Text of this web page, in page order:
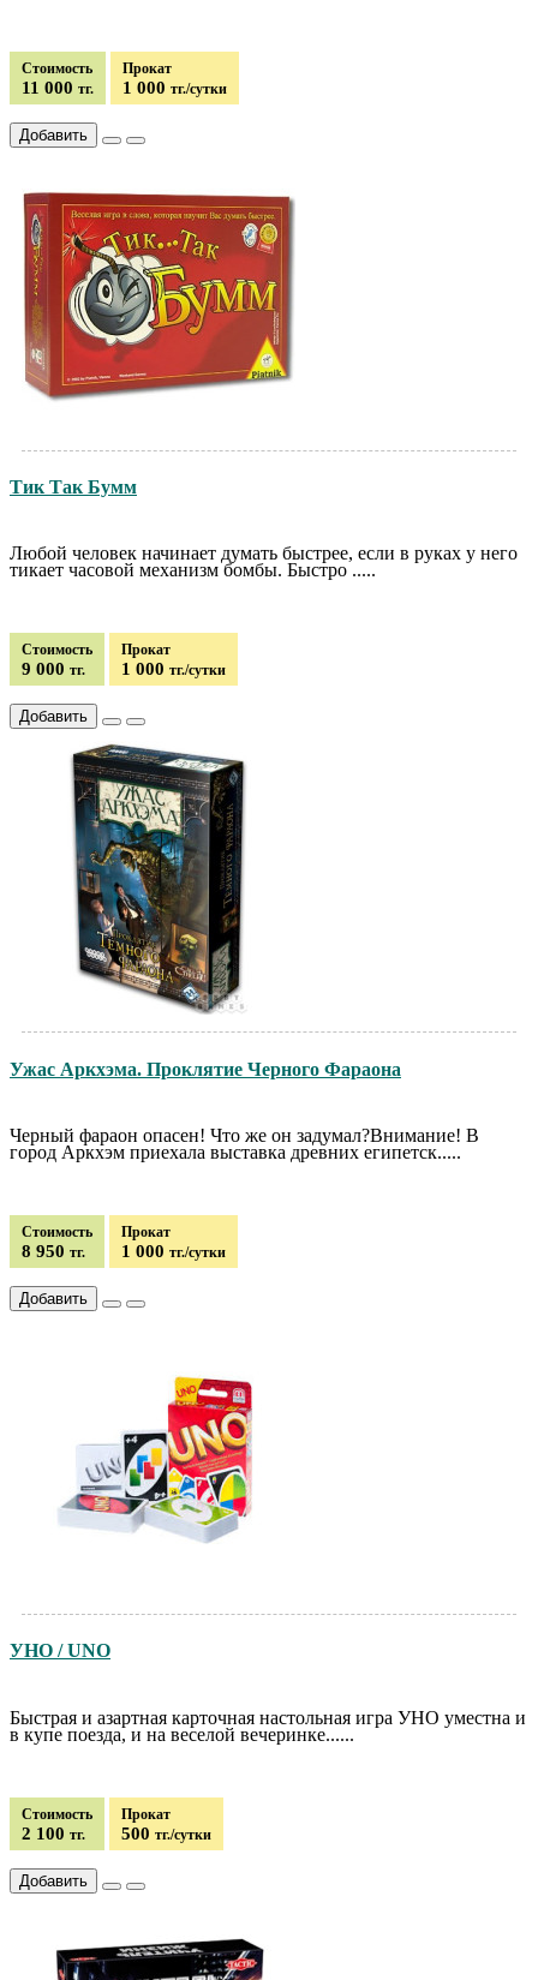
Стоимость
11 000 тг.
Прокат
1 000 тг./сутки
Добавить
Тик Так Бумм
Любой человек начинает думать быстрее, если в руках у него
тикает часовой механизм бомбы. Быстро .....
Стоимость
9 000 тг.
Прокат
1 000 тг./сутки
Добавить
Ужас Аркхэма. Проклятие Черного Фараона
Черный фараон опасен! Что же он задумал?Внимание! В
город Аркхэм приехала выставка древних египетск.....
Стоимость
8 950 тг.
Прокат
1 000 тг./сутки
Добавить
УНО / UNO
Быстрая и азартная карточная настольная игра УНО уместна и
в купе поезда, и на веселой вечеринке......
Стоимость
2 100 тг.
Прокат
500 тг./сутки
Добавить